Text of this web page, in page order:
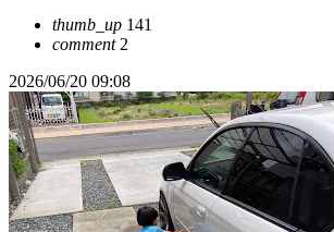
thumb_up 141
comment2
2026/06/20 09:08